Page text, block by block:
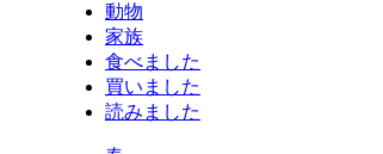
動物
家族
食べました
買いました
読みました